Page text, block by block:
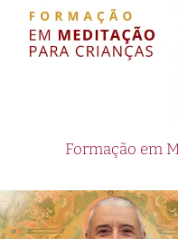
Formação em